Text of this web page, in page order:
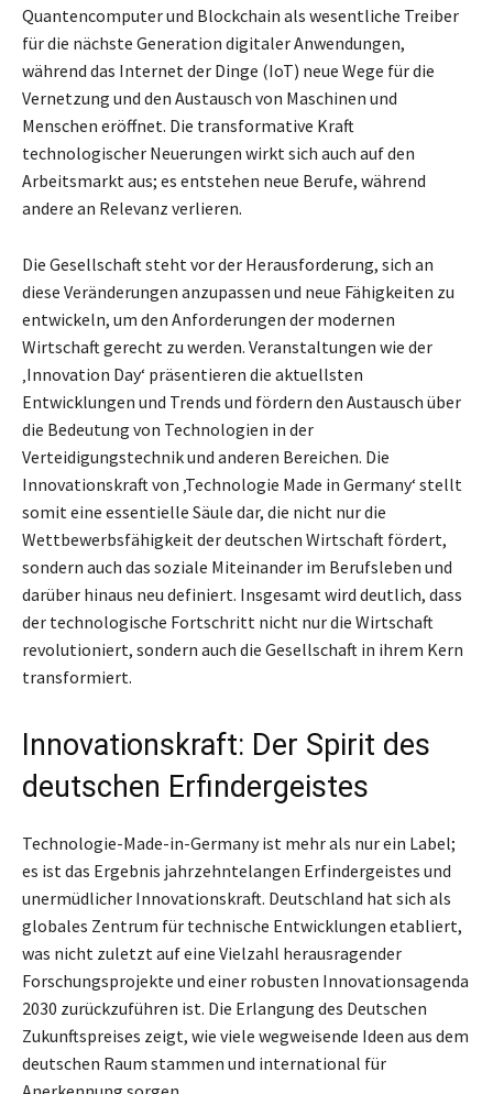
Quantencomputer und Blockchain als wesentliche Treiber
für die nächste Generation digitaler Anwendungen,
während das Internet der Dinge (IoT) neue Wege für die
Vernetzung und den Austausch von Maschinen und
Menschen eröffnet. Die transformative Kraft
technologischer Neuerungen wirkt sich auch auf den
Arbeitsmarkt aus; es entstehen neue Berufe, während
andere an Relevanz verlieren.
Die Gesellschaft steht vor der Herausforderung, sich an
diese Veränderungen anzupassen und neue Fähigkeiten zu
entwickeln, um den Anforderungen der modernen
Wirtschaft gerecht zu werden. Veranstaltungen wie der
‚Innovation Day‘ präsentieren die aktuellsten
Entwicklungen und Trends und fördern den Austausch über
die Bedeutung von Technologien in der
Verteidigungstechnik und anderen Bereichen. Die
Innovationskraft von ‚Technologie Made in Germany‘ stellt
somit eine essentielle Säule dar, die nicht nur die
Wettbewerbsfähigkeit der deutschen Wirtschaft fördert,
sondern auch das soziale Miteinander im Berufsleben und
darüber hinaus neu definiert. Insgesamt wird deutlich, dass
der technologische Fortschritt nicht nur die Wirtschaft
revolutioniert, sondern auch die Gesellschaft in ihrem Kern
transformiert.
Innovationskraft: Der Spirit des
deutschen Erfindergeistes
Technologie-Made-in-Germany ist mehr als nur ein Label;
es ist das Ergebnis jahrzehntelangen Erfindergeistes und
unermüdlicher Innovationskraft. Deutschland hat sich als
globales Zentrum für technische Entwicklungen etabliert,
was nicht zuletzt auf eine Vielzahl herausragender
Forschungsprojekte und einer robusten Innovationsagenda
2030 zurückzuführen ist. Die Erlangung des Deutschen
Zukunftspreises zeigt, wie viele wegweisende Ideen aus dem
deutschen Raum stammen und international für